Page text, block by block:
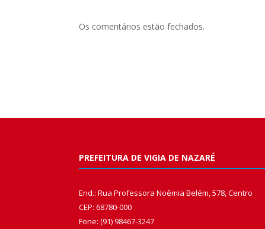
Os comentários estão fechados.
PREFEITURA DE VIGIA DE NAZARÉ
End.: Rua Professora Noêmia Belém, 578, Centro
CEP: 68780-000
Fone: (91) 98467-3247